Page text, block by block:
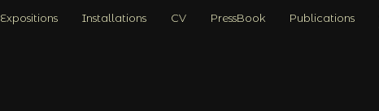
Expositions Installations CV PressBook Publications